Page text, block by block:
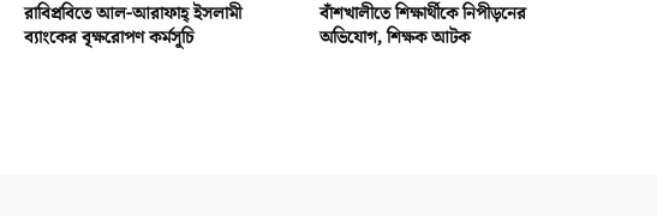
রাবিপ্রবিতে আল-আরাফাহ্‌ ইসলামী
ব্যাংকের বৃক্ষরোপণ কর্মসূচি
বাঁশখালীতে শিক্ষার্থীকে নিপীড়নের
অভিযোগ, শিক্ষক আটক